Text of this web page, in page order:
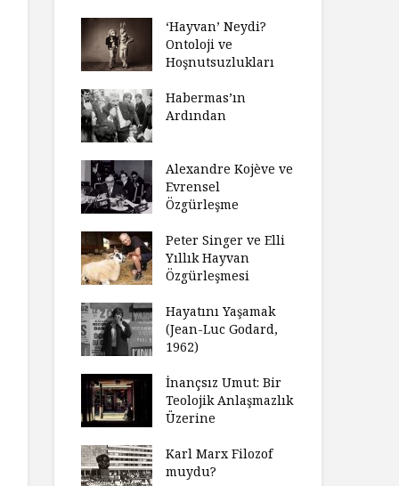
Eğitimi
Doğuşu
Geceleri
Okulu Bir
Nasıl
İnceliyor
Bir
‘Hayvan’ Neydi?
Ontoloji ve
Hoşnutsuzlukları
Habermas’ın
Ardından
Alexandre Kojève ve
Evrensel
Özgürleşme
Peter Singer ve Elli
Yıllık Hayvan
Özgürleşmesi
Hayatını Yaşamak
(Jean-Luc Godard,
1962)
İnançsız Umut: Bir
Teolojik Anlaşmazlık
Üzerine
Karl Marx Filozof
muydu?